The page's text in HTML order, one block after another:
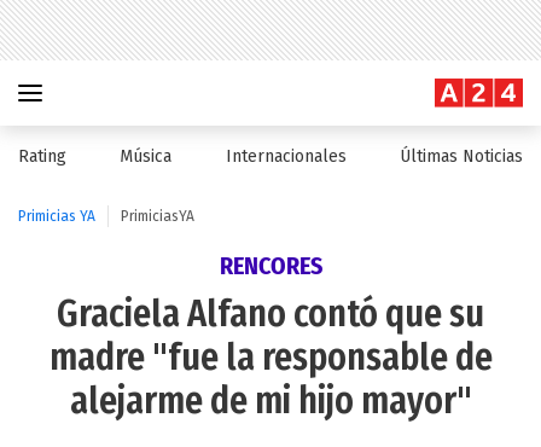
Rating Música Internacionales Últimas Noticias
Primicias YA PrimiciasYA
RENCORES
Graciela Alfano contó que su
madre "fue la responsable de
alejarme de mi hijo mayor"